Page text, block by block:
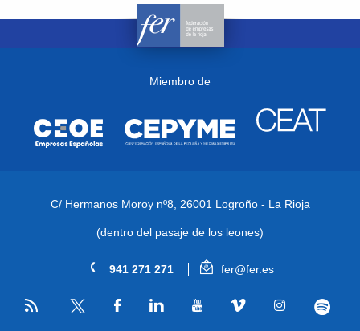
Miembro de
C/ Hermanos Moroy nº8, 26001 Logroño - La Rioja
(dentro del pasaje de los leones)
941 271 271 fer@fer.es
RSS